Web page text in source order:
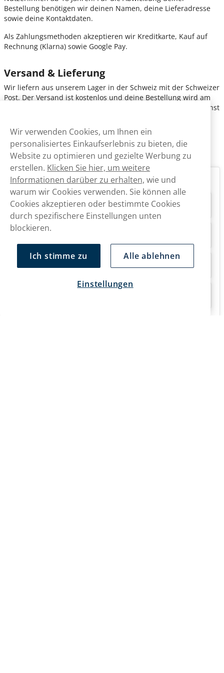
Bestellung benötigen wir deinen Namen, deine Lieferadresse
sowie deine Kontaktdaten.
Als Zahlungsmethoden akzeptieren wir Kreditkarte, Kauf auf
Rechnung (Klarna) sowie Google Pay.
Versand & Lieferung
Wir liefern aus unserem Lager in der Schweiz mit der Schweizer
Post. Der Versand ist kostenlos und deine Bestellung wird am
nächsten Werktag zugestellt, wenn sie vor 15 Uhr eingeht, sonst
Bitte beachte, dass bei allen Bestellungen eine Altersprüfung
sowie eine Unterschrift bei der Zustellung erforderlich sind.
FAQ
Ist Après Snus in der Schweiz erhältlich?
Gibt es nikotinfreie Alternativen von Après?
Wir verwenden Cookies, um Ihnen ein
personalisiertes Einkaufserlebnis zu bieten, die
Website zu optimieren und gezielte Werbung zu
erstellen. Klicken Sie hier, um weitere
Informationen darüber zu erhalten, wie und
warum wir Cookies verwenden. Sie können alle
Cookies akzeptieren oder bestimmte Cookies
durch spezifischere Einstellungen unten
blockieren.
Ich stimme zu Alle ablehnen
Einstellungen